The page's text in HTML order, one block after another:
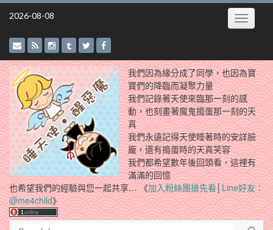
Skip
2026-08-08 Toggle
我們因為緣分成了同學，也因為寶
寶們的降臨而凝聚力量
我們記錄著天使來臨那一刻的感
動，也刻畫著魔鬼搗蛋那一刻的天
真
我們永遠記得天使睡著時的安詳臉
龐，還有搗蛋時的天真笑容
我們都希望數年後回頭看，這裡有
滿滿的回憶
也希望我們的經驗與您一起共享… 《加入粉絲團搶先看│Line好友：
@me4child》